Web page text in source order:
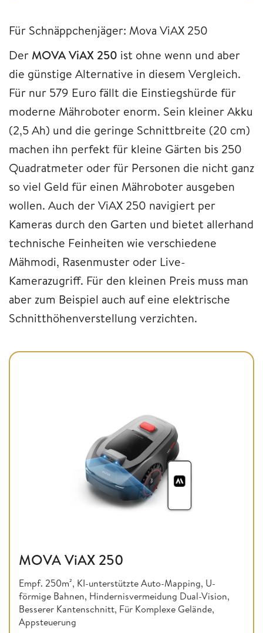
Für Schnäppchenjäger: Mova ViAX 250
Der MOVA ViAX 250 ist ohne wenn und aber
die günstige Alternative in diesem Vergleich.
Für nur 579 Euro fällt die Einstiegshürde für
moderne Mähroboter enorm. Sein kleiner Akku
(2,5 Ah) und die geringe Schnittbreite (20 cm)
machen ihn perfekt für kleine Gärten bis 250
Quadratmeter oder für Personen die nicht ganz
so viel Geld für einen Mähroboter ausgeben
wollen. Auch der ViAX 250 navigiert per
Kameras durch den Garten und bietet allerhand
technische Feinheiten wie verschiedene
Mähmodi, Rasenmuster oder Live-
Kamerazugriff. Für den kleinen Preis muss man
aber zum Beispiel auch auf eine elektrische
Schnitthöhenverstellung verzichten.
MOVA ViAX 250
Empf. 250m², KI-unterstützte Auto-Mapping, U-
förmige Bahnen, Hindernisvermeidung Dual-Vision,
Besserer Kantenschnitt, Für Komplexe Gelände,
Appsteuerung